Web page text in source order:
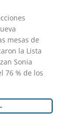
mesas de
la Lista
Sonia
76 % de los